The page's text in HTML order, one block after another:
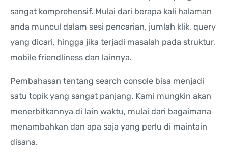
sangat komprehensif. Mulai dari berapa kali halaman
anda muncul dalam sesi pencarian, jumlah klik, query
yang dicari, hingga jika terjadi masalah pada struktur,
mobile friendliness dan lainnya.
Pembahasan tentang search console bisa menjadi
satu topik yang sangat panjang. Kami mungkin akan
menerbitkannya di lain waktu, mulai dari bagaimana
menambahkan dan apa saja yang perlu di maintain
disana.